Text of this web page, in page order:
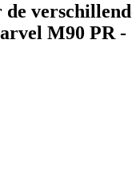
M90 PR